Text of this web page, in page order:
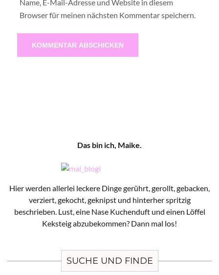
Name, E-Mail-Adresse und Website in diesem
Browser für meinen nächsten Kommentar speichern.
Das bin ich, Maike.
Hier werden allerlei leckere Dinge gerührt, gerollt, gebacken,
verziert, gekocht, geknipst und hinterher spritzig
beschrieben. Lust, eine Nase Kuchenduft und einen Löffel
Keksteig abzubekommen? Dann mal los!
SUCHE UND FINDE